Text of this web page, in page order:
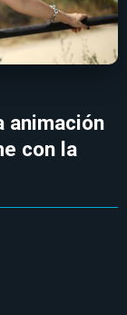
animación
con la